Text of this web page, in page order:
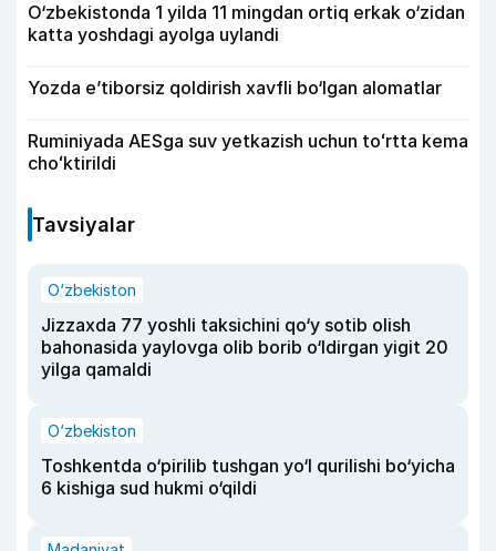
O‘zbekistonda 1 yilda 11 mingdan ortiq erkak o‘zidan
katta yoshdagi ayolga uylandi
Yozda e’tiborsiz qoldirish xavfli bo‘lgan alomatlar
Ruminiyada AESga suv yetkazish uchun toʻrtta kema
choʻktirildi
Tavsiyalar
O‘zbekiston
Jizzaxda 77 yoshli taksichini qo‘y sotib olish
bahonasida yaylovga olib borib o‘ldirgan yigit 20
yilga qamaldi
O‘zbekiston
Toshkentda o‘pirilib tushgan yo‘l qurilishi bo‘yicha
6 kishiga sud hukmi o‘qildi